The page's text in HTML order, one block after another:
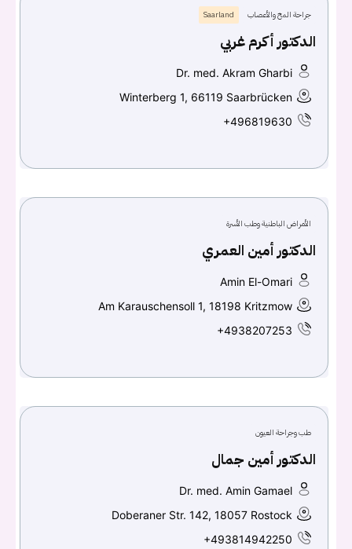
جراحة المخ والأعصاب Saarland
الدكتور أكرم غربي
Dr. med. Akram Gharbi
Winterberg 1, 66119 Saarbrücken
+496819630
الأمراض الباطنية وطب الأسرة
الدكتور أمين العمري
Amin El-Omari
Am Karauschensoll 1, 18198 Kritzmow
+4938207253
طب وجراحة العيون
الدكتور أمين جمال
Dr. med. Amin Gamael
Doberaner Str. 142, 18057 Rostock
+493814942250